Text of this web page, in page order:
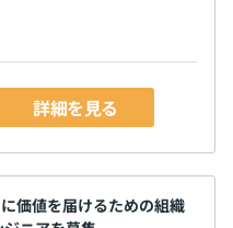
詳細を見る
価値を届けるための組織